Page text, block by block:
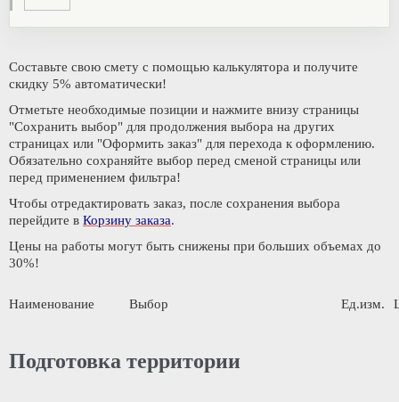
Составьте свою смету с помощью калькулятора и получите
скидку 5% автоматически!
Отметьте необходимые позиции и нажмите внизу страницы
"Сохранить выбор" для продолжения выбора на других
страницах или "Оформить заказ" для перехода к оформлению.
Обязательно сохраняйте выбор перед сменой страницы или
перед применением фильтра!
Чтобы отредактировать заказ, после сохранения выбора
перейдите в Корзину заказа.
Цены на работы могут быть снижены при больших объемах до
30%!
Наименование Выбор Ед.изм.
Подготовка территории